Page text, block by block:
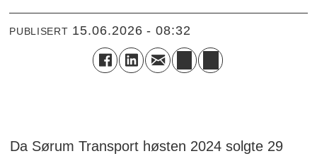
PUBLISERT 15.06.2026 - 08:32
Da Sørum Transport høsten 2024 solgte 29